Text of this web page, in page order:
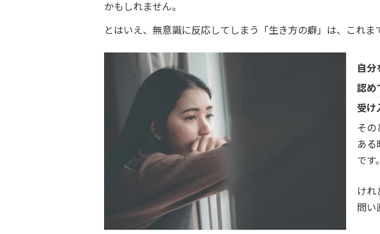
かもしれません。
とはいえ、無意識に反応してしまう「生き方の癖」は、これま
自分
認め
受け
その
ある
です。
けれ
問い